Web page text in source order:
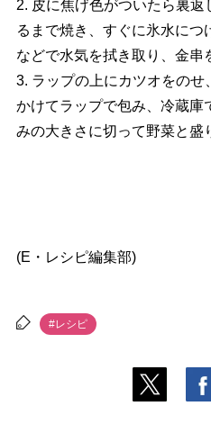
2. 皮に焦げ色がついたら裏
るまで焼き、すぐに氷水につ
などで水気を拭き取り、金串
3. ラップの上にカツオをの
かけてラップで包み、冷蔵庫
みの大きさに切って野菜と盛
(E・レシピ編集部)
#レシピ